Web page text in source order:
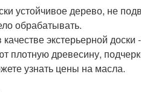
устойчивое дерево, не
обрабатывать.
экстерьерной доски -
плотную древесину,
узнать цены на масла.